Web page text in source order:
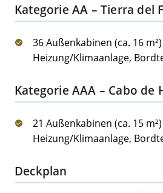
Kategorie AA – Tierra del
36 Außenkabinen (ca. 16
Heizung/Klimaanlage,
Kategorie AAA – Cabo de
21 Außenkabinen (ca. 15
Heizung/Klimaanlage,
Deckplan